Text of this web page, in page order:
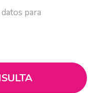
para